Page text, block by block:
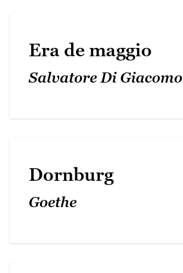
Era de maggio
Salvatore Di Giacomo
Dornburg
Goethe